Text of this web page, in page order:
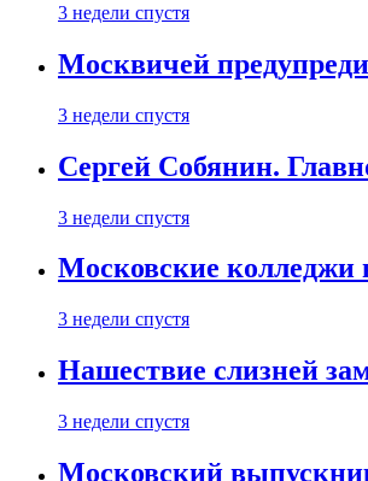
3 недели спустя
Москвичей
3 недели спустя
Сергей Собянин.
3 недели спустя
Московские колледжи
3 недели спустя
Нашествие слизней
3 недели спустя
Московский